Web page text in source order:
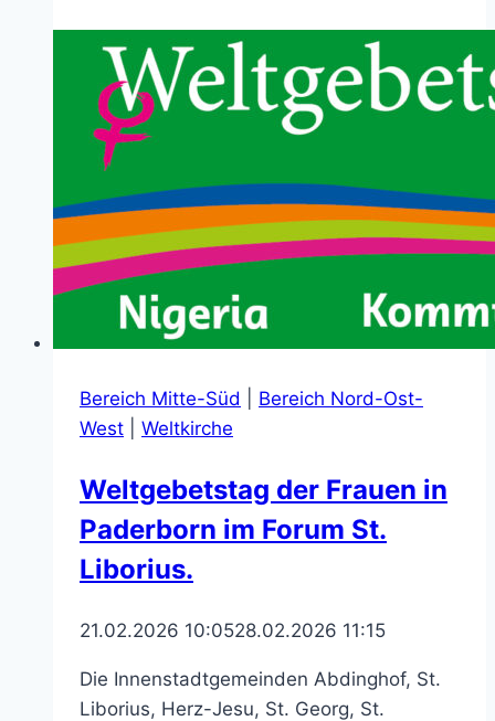
Gestalten
Bereich Mitte-Süd
Bereich Nord-Ost-
West
Weltkirche
Weltgebetstag der Frauen in
Paderborn im Forum St.
Liborius.
21.02.2026 10:0528.02.2026 11:15
Die Innenstadtgemeinden Abdinghof, St.
Liborius, Herz-Jesu, St. Georg, St.